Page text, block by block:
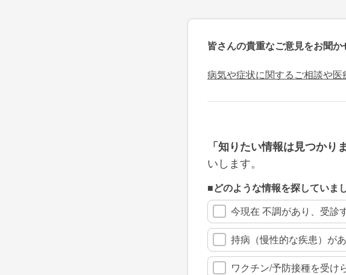
皆さんの貴重なご意見をお聞か
病気や症状に関するご相談や医
「知りたい情報は見つかり
いします。
■どのような情報を探していま
今現在 不調があり、受診
持病（慢性的な疾患）が
ワクチン/予防接種を受け